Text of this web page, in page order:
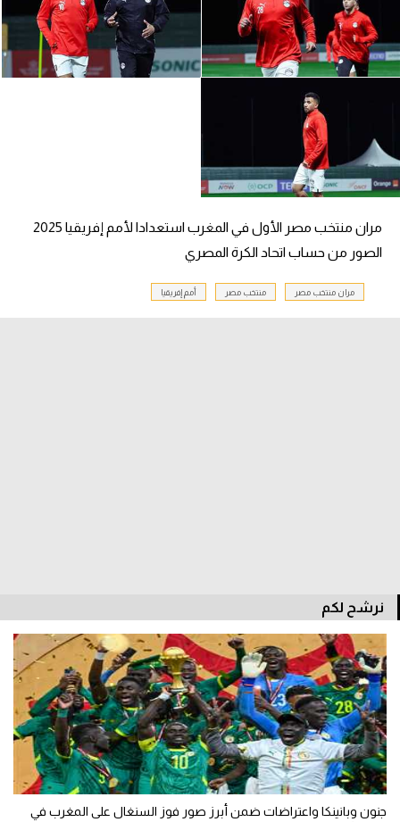
رياضة نسائية
آسيا
ركن الألعاب
أقسام خاصة
Gamers
ميركاتو
تحقيق في الجول
مران منتخب مصر الأول في المغرب استعدادا لأمم إفريقيا 2025
الصور من حساب اتحاد الكرة المصري
مران منتخب مصر منتخب مصر أمم إفريقيا
نرشح لكم
جنون وبانينكا واعتراضات ضمن أبرز صور فوز السنغال على المغرب في